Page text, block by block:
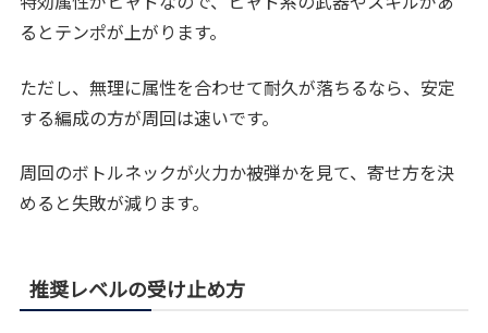
るとテンポが上がります。
ただし、無理に属性を合わせて耐久が落ちるなら、安定
する編成の方が周回は速いです。
周回のボトルネックが火力か被弾かを見て、寄せ方を決
めると失敗が減ります。
推奨レベルの受け止め方